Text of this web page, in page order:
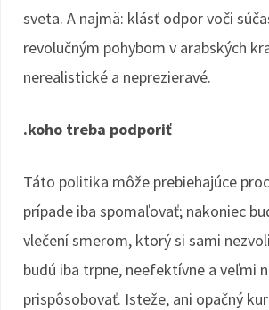
sveta. A najmä: klásť odpor voči
revolučným pohybom v arabských
nerealistické a neprezieravé.
.koho treba podporiť
Táto politika môže prebiehajúce
prípade iba spomaľovať; nakoniec
vlečení smerom, ktorý si sami
budú iba trpne, neefektívne a veľmi
prispôsobovať. Isteže, ani opačný